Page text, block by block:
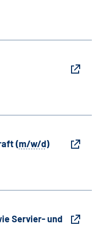
(m/w/d)
Servier- und